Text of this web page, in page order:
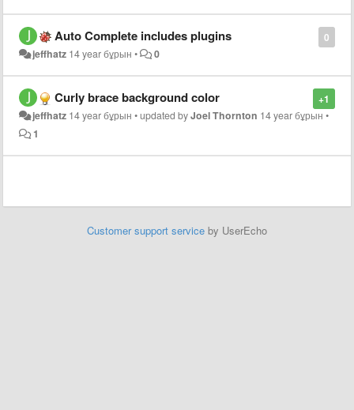
0
Auto Complete includes plugins
jeffhatz 14 year бұрын • 0
+1
Curly brace background color
jeffhatz 14 year бұрын •updated byJoel Thornton 14 year бұрын •
1
Customer support service by UserEcho